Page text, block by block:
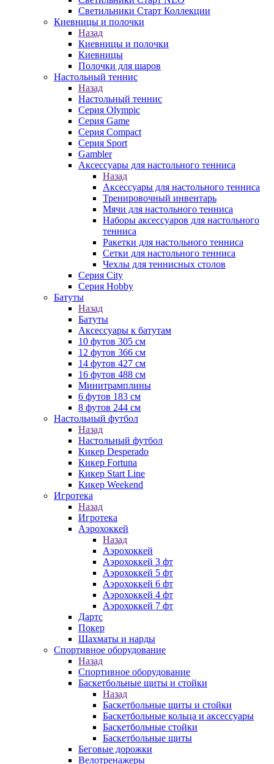
Светильники Старт Коллекции
Киевницы и полочки
Назад
Киевницы и полочки
Киевницы
Полочки для шаров
Настольный теннис
Назад
Настольный теннис
Серия Olympic
Серия Game
Серия Compact
Серия Sport
Gambler
Аксессуары для настольного тенниса
Назад
Аксессуары для настольного тенниса
Тренировочный инвентарь
Мячи для настольного тенниса
Наборы аксессуаров для настольного
тенниса
Ракетки для настольного тенниса
Сетки для настольного тенниса
Чехлы для теннисных столов
Серия City
Серия Hobby
Батуты
Назад
Батуты
Аксессуары к батутам
10 футов 305 см
12 футов 366 см
14 футов 427 см
16 футов 488 см
Минитрамплины
6 футов 183 см
8 футов 244 см
Настольный футбол
Назад
Настольный футбол
Кикер Desperado
Кикер Fortuna
Кикер Start Line
Кикер Weekend
Игротека
Назад
Игротека
Аэрохоккей
Назад
Аэрохоккей
Аэрохоккей 3 фт
Аэрохоккей 5 фт
Аэрохоккей 6 фт
Аэрохоккей 4 фт
Аэрохоккей 7 фт
Дартс
Покер
Шахматы и нарды
Спортивное оборудование
Назад
Спортивное оборудование
Баскетбольные щиты и стойки
Назад
Баскетбольные щиты и стойки
Баскетбольные кольца и аксессуары
Баскетбольные стойки
Баскетбольные щиты
Беговые дорожки
Велотренажеры